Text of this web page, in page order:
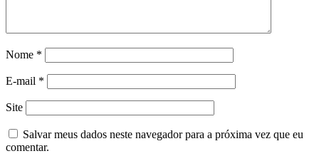
Nome *
E-mail *
Site
Salvar meus dados neste navegador para a próxima vez que eu
comentar.